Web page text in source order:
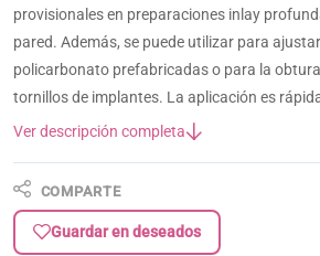
provisionales en preparaciones inlay
pared. Además, se puede utilizar para
policarbonato prefabricadas o para la
tornillos de implantes. La aplicación es
Ver descripción completa
COMPARTE
Guardar en deseados